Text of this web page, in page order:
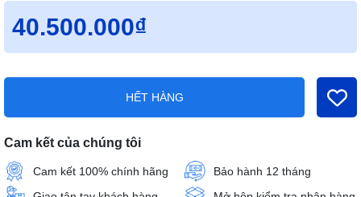
40.500.000₫
HẾT HÀNG
Cam kết của chúng tôi
Cam kết 100% chính hãng
Bảo hành 12 tháng